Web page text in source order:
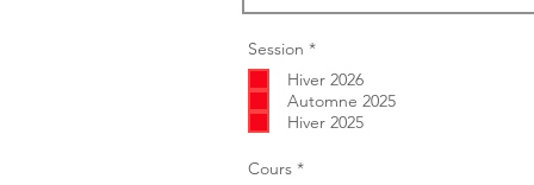
Session *O
l
i
g
a
Hiver 2026
Automne 2025
Hiver 2025
Cours *O